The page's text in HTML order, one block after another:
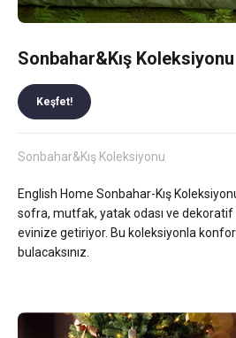
Sonbahar&Kış Koleksiyonu
Keşfet!
Sonbahar&Kış Koleksiyonu
English Home Sonbahar-Kış
sofra, mutfak, yatak odası ve dekoratif
evinize getiriyor. Bu koleksiyonla
bulacaksınız.